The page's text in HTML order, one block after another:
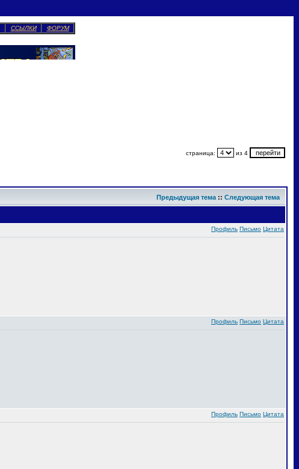
ССЫЛКИ ФОРУМ
страница: из 4
Предыдущая тема :: Следующая тема
Профиль Письмо Цитата
Профиль Письмо Цитата
Профиль Письмо Цитата